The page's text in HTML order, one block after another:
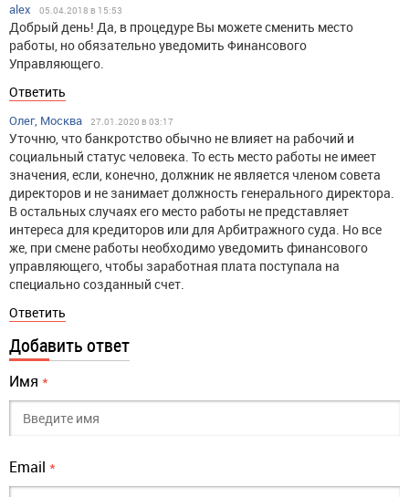
alex 05.04.2018 в 15:53
Добрый день! Да, в процедуре Вы можете сменить место
работы, но обязательно уведомить Финансового
Управляющего.
Ответить
Олег, Москва 27.01.2020 в 03:17
Уточню, что банкротство обычно не влияет на рабочий и
социальный статус человека. То есть место работы не имеет
значения, если, конечно, должник не является членом совета
директоров и не занимает должность генерального директора.
В остальных случаях его место работы не представляет
интереса для кредиторов или для Арбитражного суда. Но все
же, при смене работы необходимо уведомить финансового
управляющего, чтобы заработная плата поступала на
специально созданный счет.
Ответить
Добавить ответ
Имя *
Email *